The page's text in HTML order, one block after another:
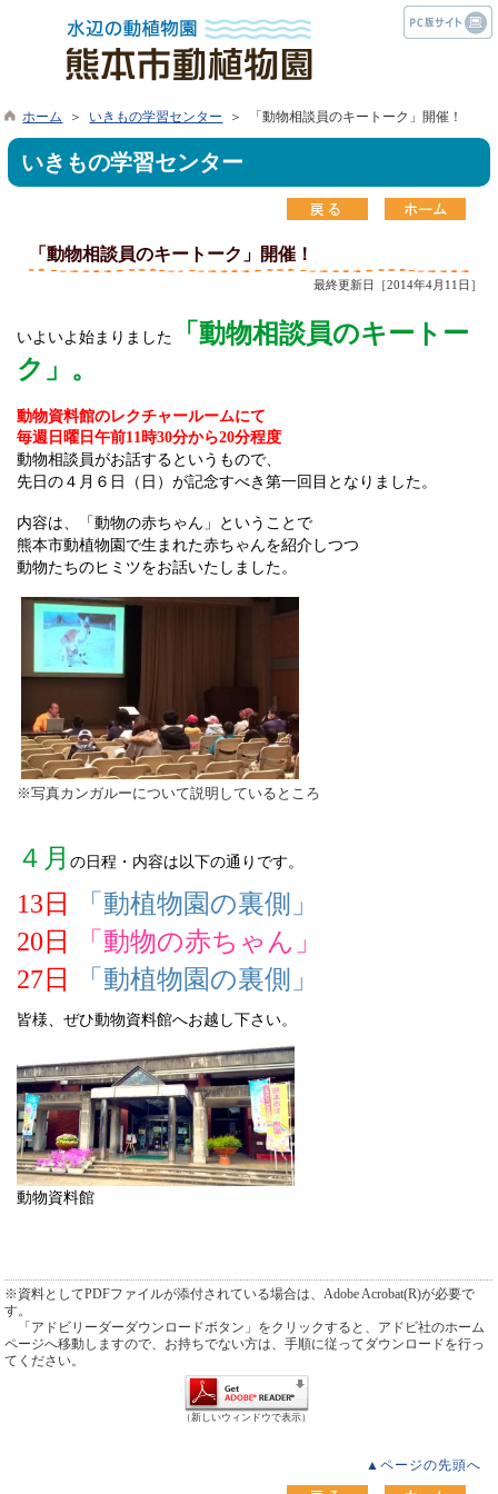
ホーム ＞ いきもの学習センター ＞ 「動物相談員のキートーク」開催！
いきもの学習センター
「動物相談員のキートーク」開催！
最終更新日［2014年4月11日］
いよいよ始まりました
「動物相談員のキートー
ク」。
動物資料館のレクチャールームにて
毎週日曜日午前11時30分から20分程度
動物相談員がお話するというもので、
先日の４月６日（日）が記念すべき第一回目となりました。
内容は、「動物の赤ちゃん」ということで
熊本市動植物園で生まれた赤ちゃんを紹介しつつ
動物たちのヒミツをお話いたしました。
※写真カンガルーについて説明しているところ
４月の日程・内容は以下の通りです。
13日 「動植物園の裏側」
20日
「動物の赤ちゃん」
27日
「動植物園の裏側」
皆様、ぜひ動物資料館へお越し下さい。
動物資料館
※資料としてPDFファイルが添付されている場合は、Adobe Acrobat(R)が必要で
す。
「アドビリーダーダウンロードボタン」をクリックすると、アドビ社のホーム
ページへ移動しますので、お持ちでない方は、手順に従ってダウンロードを行っ
てください。
（新しいウィンドウで表示）
▲ページの先頭へ